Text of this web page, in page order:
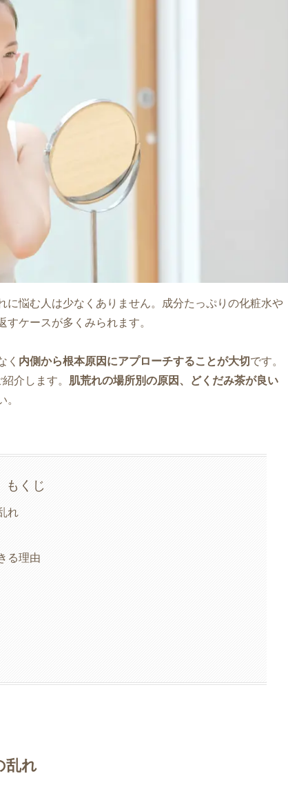
に悩む人は少なくありません。成分たっぷりの化粧水や
ケースが多くみられます。
く 内側から根本原因にアプローチすることが大切 です。
介します。 肌荒れの場所別の原因、どくだみ茶が良い
。
もくじ
れ
る理由
乱れ